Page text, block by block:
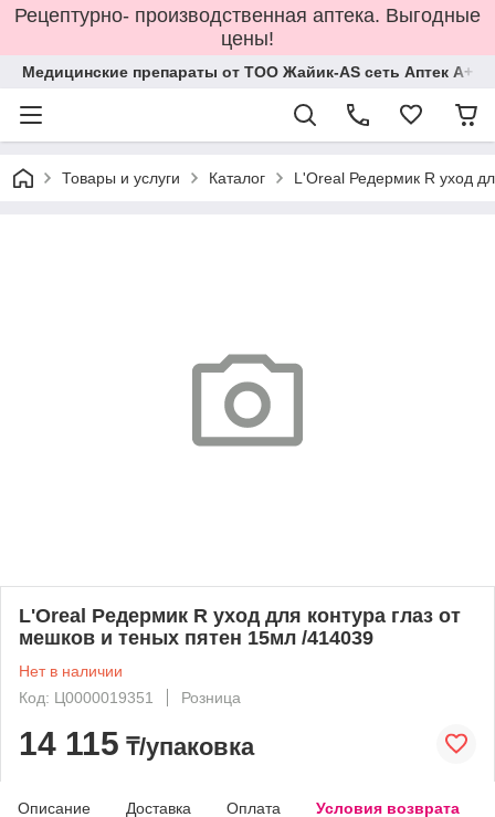
Рецептурно- производственная аптека. Выгодные
цены!
Медицинские препараты от ТОО Жайик-AS сеть Аптек А+
Товары и услуги Каталог L'Oreal Редермик R уход
L'Oreal Редермик R уход для контура глаз от
мешков и теных пятен 15мл /414039
Нет в наличии
Код: Ц0000019351
Розница
14 115 ₸/упаковка
Описание Доставка Оплата Условия возврата